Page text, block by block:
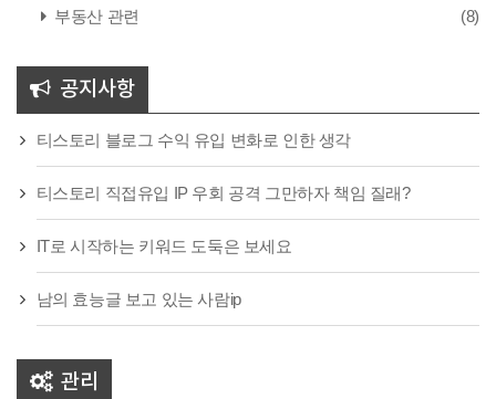
부동산 관련
(8)
공지사항
티스토리 블로그 수익 유입 변화로 인한 생각
티스토리 직접유입 IP 우회 공격 그만하자 책임 질래?
IT로 시작하는 키워드 도둑은 보세요
남의 효능글 보고 있는 사람ip
관리